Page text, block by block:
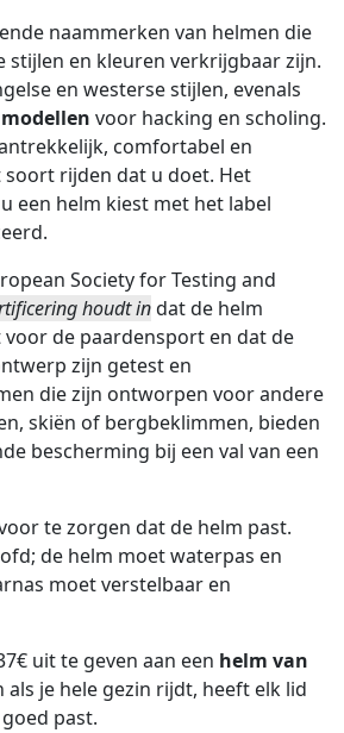
naammerken van helmen die
stijlen en kleuren verkrijgbaar zijn.
en westerse stijlen, evenals
voor hacking en scholing.
comfortabel en
rijden dat u doet. Het
een helm kiest met het label
Society for Testing and
houdt indat de helm
voor de paardensport en dat de
zijn getest en
die zijn ontworpen voor andere
skiën of bergbeklimmen, bieden
bescherming bij een val van een
te zorgen dat de helm past.
de helm moet waterpas en
moet verstelbaar en
uit te geven aan een helm van
als je hele gezin rijdt, heeft elk lid
past.